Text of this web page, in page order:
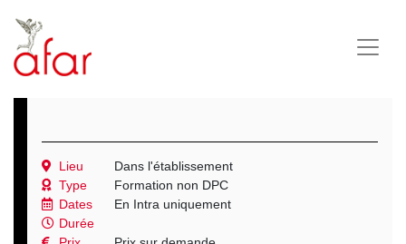
Lieu
Dans l'établissement
Type
Formation non DPC
Dates
En Intra uniquement
Durée